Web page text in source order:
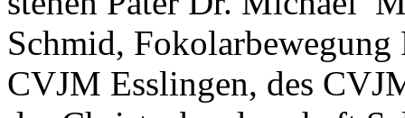
Schmid, Fokolarbewegung
CVJM Esslingen, des